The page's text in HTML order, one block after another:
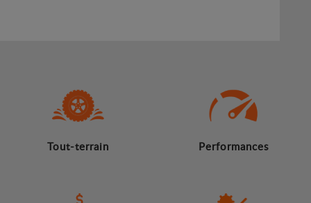
Tout-terrain Performances